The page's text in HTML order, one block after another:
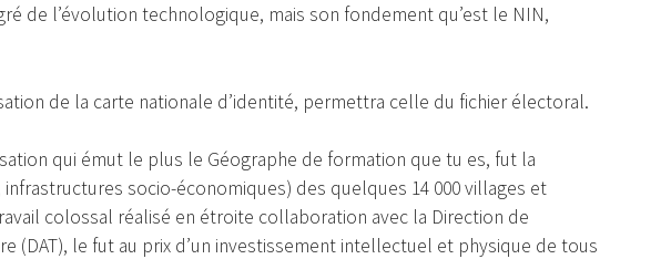
de l’évolution technologique, mais son fondement qu’est le NIN,
de la carte nationale d’identité, permettra celle du fichier électoral.
qui émut le plus le Géographe de formation que tu es, fut la
socio-économiques) des quelques 14 000 villages et
colossal réalisé en étroite collaboration avec la Direction de
(DAT), le fut au prix d’un investissement intellectuel et physique de tous